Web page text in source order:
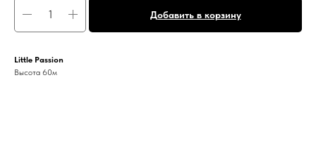
Добавить в корзину
Little Passion
Высота 60м